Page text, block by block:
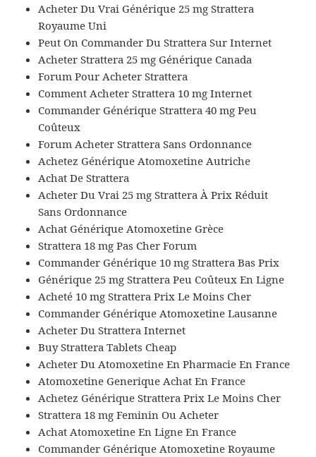
Acheter Du Vrai Générique 25 mg Strattera
Royaume Uni
Peut On Commander Du Strattera Sur Internet
Acheter Strattera 25 mg Générique Canada
Forum Pour Acheter Strattera
Comment Acheter Strattera 10 mg Internet
Commander Générique Strattera 40 mg Peu
Coûteux
Forum Acheter Strattera Sans Ordonnance
Achetez Générique Atomoxetine Autriche
Achat De Strattera
Acheter Du Vrai 25 mg Strattera À Prix Réduit
Sans Ordonnance
Achat Générique Atomoxetine Grèce
Strattera 18 mg Pas Cher Forum
Commander Générique 10 mg Strattera Bas Prix
Générique 25 mg Strattera Peu Coûteux En Ligne
Acheté 10 mg Strattera Prix Le Moins Cher
Commander Générique Atomoxetine Lausanne
Acheter Du Strattera Internet
Buy Strattera Tablets Cheap
Acheter Du Atomoxetine En Pharmacie En France
Atomoxetine Generique Achat En France
Achetez Générique Strattera Prix Le Moins Cher
Strattera 18 mg Feminin Ou Acheter
Achat Atomoxetine En Ligne En France
Commander Générique Atomoxetine Royaume